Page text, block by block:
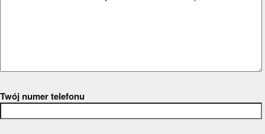
Twój numer telefonu